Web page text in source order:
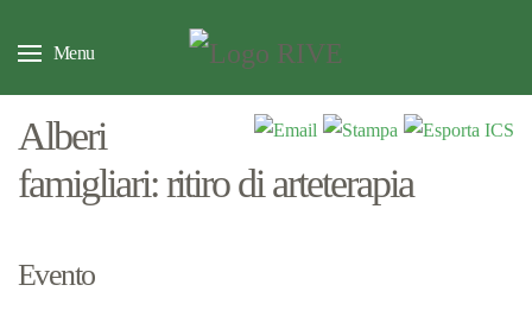
Menu
Alberi
famigliari: ritiro di arteterapia
Evento